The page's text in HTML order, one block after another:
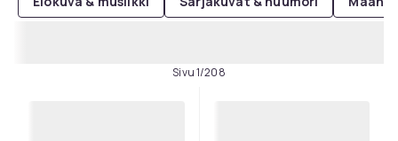
Sivu 1/208